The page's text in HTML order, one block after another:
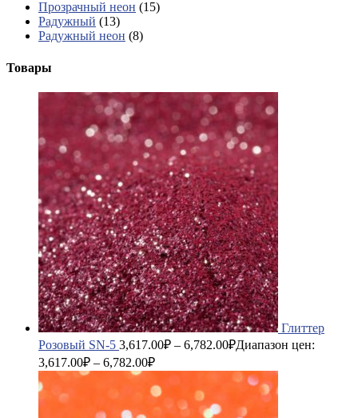
Прозрачный неон (15)
Радужный (13)
Радужный неон (8)
Товары
Глиттер
Розовый SN-5 3,617.00₽ – 6,782.00₽Диапазон цен:
3,617.00₽ – 6,782.00₽